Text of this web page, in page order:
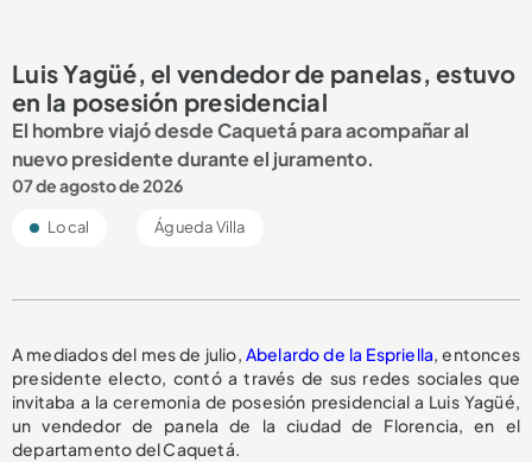
Luis Yagüé, el vendedor de panelas, estuvo
en la posesión presidencial
El hombre viajó desde Caquetá para acompañar al
nuevo presidente durante el juramento.
07 de agosto de 2026
Local Águeda Villa
A mediados del mes de julio, Abelardo de la Espriella, entonces
presidente electo, contó a través de sus redes sociales que
invitaba a la ceremonia de posesión presidencial a Luis Yagüé,
un vendedor de panela de la ciudad de Florencia, en el
departamento del Caquetá.